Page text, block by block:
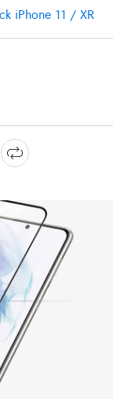
iPhone 11 / XR